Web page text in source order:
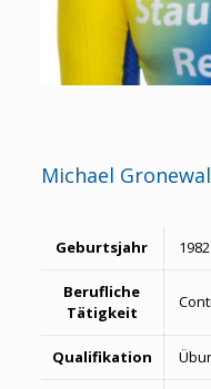
Michael
Geburtsjahr 1982
Berufliche
Tätigkeit
Qualifikation